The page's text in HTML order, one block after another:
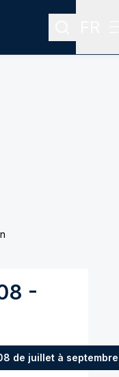
-
de juillet à septembre